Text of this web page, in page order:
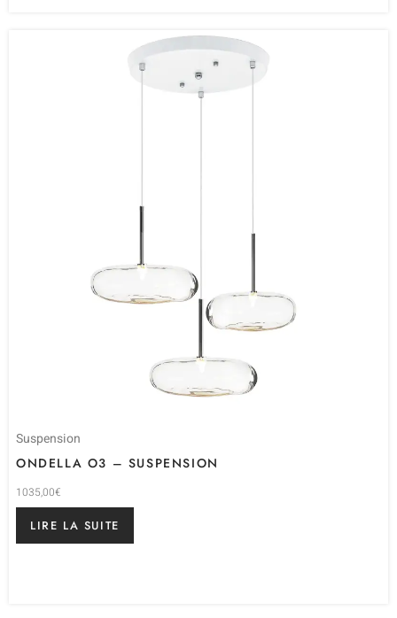
Suspension
ONDELLA O3 – SUSPENSION
1035,00€
LIRE LA SUITE